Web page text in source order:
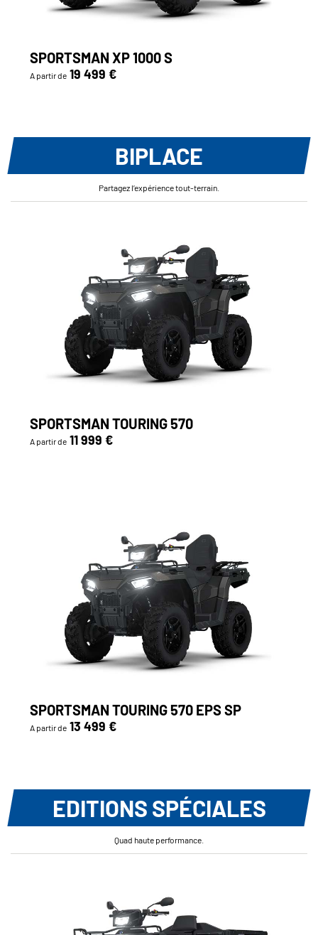
SPORTSMAN XP 1000 S
A partir de 19 499 €
BIPLACE
Partagez l’expérience tout-terrain.
SPORTSMAN TOURING 570
A partir de 11 999 €
SPORTSMAN TOURING 570 EPS SP
A partir de 13 499 €
EDITIONS SPÉCIALES
Quad haute performance.